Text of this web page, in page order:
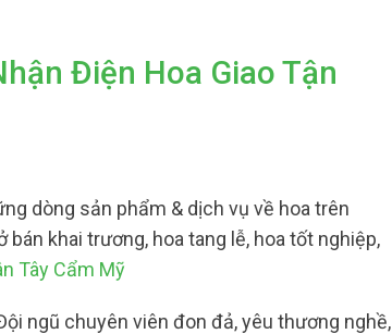
Điện Hoa Giao Tận
dòng sản phẩm & dịch vụ về hoa trên
khai trương, hoa tang lễ, hoa tốt nghiệp,
Tây Cẩm Mỹ
ngũ chuyên viên đon đả, yêu thương nghề,